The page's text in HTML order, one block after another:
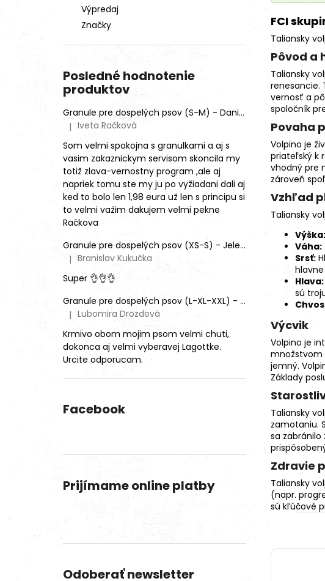
Výpredaj
Značky
Posledné hodnotenie
produktov
Granule pre dospelých psov (S-M) - Daniel škvrnitý (SENSITIVE)
Hodnotenie produktu je 5 z 5 hviezdičiek.
| Iveta Račková
Som velmi spokojna s granulkami a aj s
vasim zakaznickym servisom skoncila my
totiž zlava-vernostny program ,ale aj
napriek tomu ste my ju po vyžiadani dali aj
ked to bolo len 1,98 eura už len s principu si
to velmi važim dakujem velmi pekne
Račkova
Granule pre dospelých psov (XS-S) - Jeleň lesný (SENSITIVE) 9kg
Hodnotenie produktu je 5 z 5 hviezdičiek.
| Branislav Kukučka
Super 👌👌👌
Granule pre dospelých psov (L-XL-XXL) - Mix rôznych príchutí (3ks)
Hodnotenie produktu je 5 z 5 hviezdičiek.
| Lubomira Drozdová
Krmivo obom mojim psom velmi chuti,
dokonca aj velmi vyberavej Lagottke.
Urcite odporucam.
Facebook
Prijímame online platby
Odoberať newsletter
FCI
Taliansky
Pôvod a
Taliansky
renesancie.
vernosť a
spoločník
Povaha
Volpino je
priateľský k
vhodný pre
zároveň
Vzhľad
Taliansky
Výška:
Váha:
Srsť:
Hlava:
sú
Výcvik
Volpino je
množstvom
jemný.
Základy
Taliansky
zamotaniu.
sa
Zdravie
Taliansky
(napr.
sú kľúčové